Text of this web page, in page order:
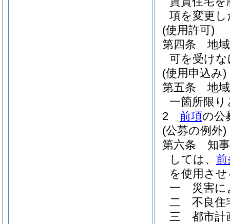
項を変更
(使用許可)
第四条
地
可を受け
(使用申込み)
第五条
地
一箇所限
2
前項の公
(公募の例外)
第六条
知
しては、 前
を使用さ
一
災害
二
不良住
三
都市計